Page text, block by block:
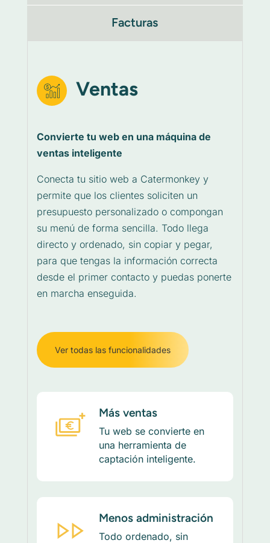
Facturas
Ventas
Convierte tu web en una máquina de
ventas inteligente
Conecta tu sitio web a Catermonkey y
permite que los clientes soliciten un
presupuesto personalizado o compongan
su menú de forma sencilla. Todo llega
directo y ordenado, sin copiar y pegar,
para que tengas la información correcta
desde el primer contacto y puedas ponerte
en marcha enseguida.
Ver todas las funcionalidades
Más ventas
Tu web se convierte en
una herramienta de
captación inteligente.
Menos administración
Todo ordenado, sin